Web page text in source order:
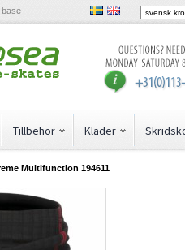
base
Tillbehör Kläder
Multifunction 194611